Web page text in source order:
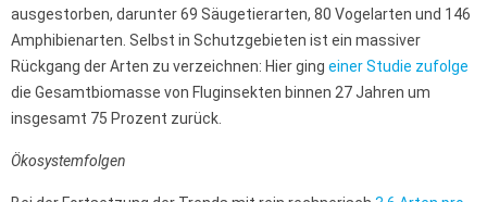
ausgestorben, darunter 69 Säugetierarten, 80 Vogelarten und 146
Amphibienarten. Selbst in Schutzgebieten ist ein massiver
Rückgang der Arten zu verzeichnen: Hier ging einer Studie zufolge
die Gesamtbiomasse von Fluginsekten binnen 27 Jahren um
insgesamt 75 Prozent zurück.
Ökosystemfolgen